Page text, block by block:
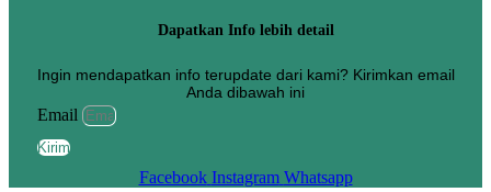
Dapatkan Info lebih detail
Ingin mendapatkan info terupdate dari kami? Kirimkan email
Anda dibawah ini
Email
Kirim
Facebook Instagram Whatsapp